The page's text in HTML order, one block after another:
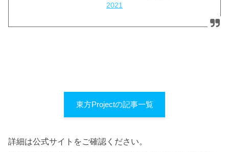
2021
東方Projectの記事一覧
詳細は公式サイトをご確認ください。